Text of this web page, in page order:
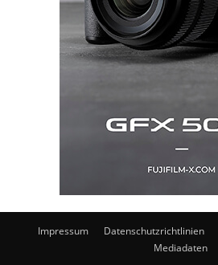
Impressum Datenschutzrichtlinien
Mediadaten